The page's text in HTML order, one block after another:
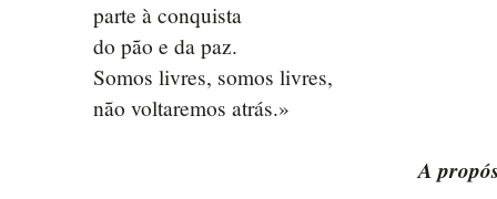
parte à conquista
do pão e da paz.
Somos livres, somos livres,
não voltaremos atrás.»
A